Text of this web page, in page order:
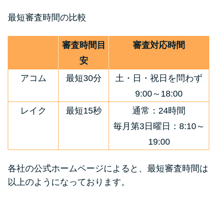
最短審査時間の比較
審査時間目
安
審査対応時間
アコム 最短30分
土・日・祝日を問わず
9:00～18:00
レイク
最短15秒
通常：24時間
毎月第3日曜日：8:10～
19:00
各社の公式ホームページによると、最短審査時間は
以上のようになっております。